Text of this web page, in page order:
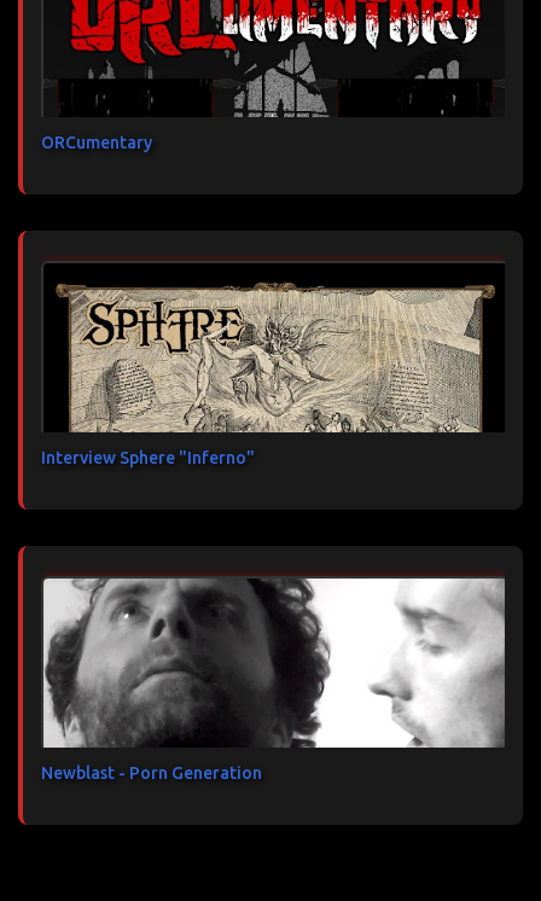
ORCumentary
Interview Sphere "Inferno"
Newblast - Porn Generation